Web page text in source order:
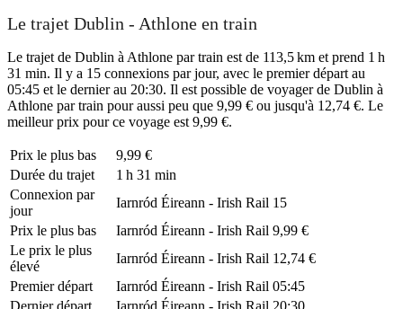
Le trajet Dublin - Athlone en train
Le trajet de Dublin à Athlone par train est de 113,5 km et prend 1 h
31 min. Il y a 15 connexions par jour, avec le premier départ au
05:45 et le dernier au 20:30. Il est possible de voyager de Dublin à
Athlone par train pour aussi peu que 9,99 € ou jusqu'à 12,74 €. Le
meilleur prix pour ce voyage est 9,99 €.
Prix ​​le plus bas
9,99 €
Durée du trajet
1 h 31 min
Connexion par
jour
Iarnród Éireann - Irish Rail 15
Prix ​​le plus bas
Iarnród Éireann - Irish Rail 9,99 €
Le prix le plus
élevé
Iarnród Éireann - Irish Rail 12,74 €
Premier départ
Iarnród Éireann - Irish Rail 05:45
Dernier départ
Iarnród Éireann - Irish Rail 20:30